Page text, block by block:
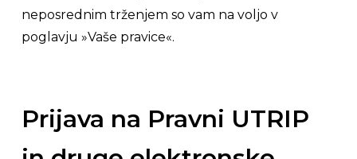
neposrednim trženjem so vam na voljo v
poglavju »Vaše pravice«.
Prijava na Pravni UTRIP